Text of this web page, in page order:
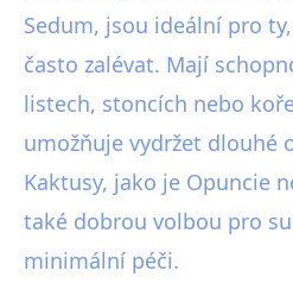
Sedum, jsou ideální pro
často zalévat. Mají
listech, stoncích nebo
umožňuje vydržet dlouhé
Kaktusy, jako je Opuncie
také dobrou volbou pro
minimální péči.